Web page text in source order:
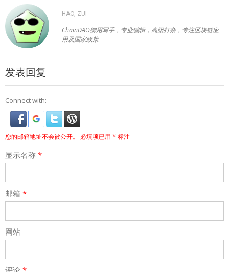
HAO, ZUI
ChainDAO御用写手，专业编辑，高级打杂，专注区块链应
用及国家政策
发表回复
Connect with:
您的邮箱地址不会被公开。 必填项已用 * 标注
显示名称 *
邮箱 *
网站
评论 *